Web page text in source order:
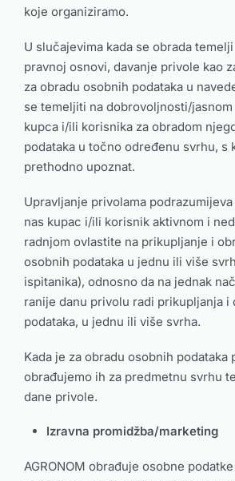
koje organiziramo.
U slučajevima kada se obrada
pravnoj osnovi, davanje privole kao
za obradu osobnih podataka u
se temeljiti na dobrovoljnosti/
kupca i/ili korisnika za obradom
podataka u točno određenu svrhu, s
prethodno upoznat.
Upravljanje privolama
nas kupac i/ili korisnik aktivnom i
radnjom ovlastite na prikupljanje i
osobnih podataka u jednu ili više
ispitanika), odnosno da na jednak
ranije danu privolu radi prikupljanja i
podataka, u jednu ili više svrha.
Kada je za obradu osobnih podataka
obrađujemo ih za predmetnu svrhu
dane privole.
Izravna promidžba/marketing
AGRONOM obrađuje osobne